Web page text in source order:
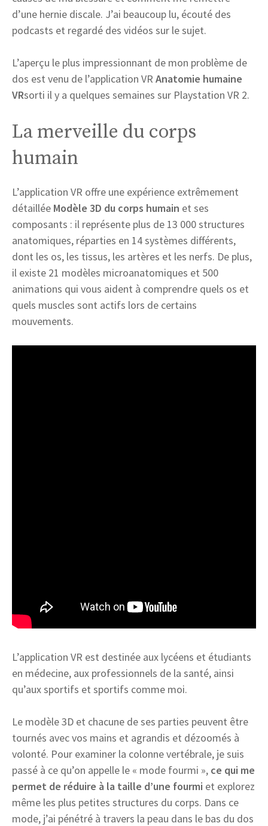
d’une hernie discale. J’ai beaucoup lu, écouté des
podcasts et regardé des vidéos sur le sujet.
L’aperçu le plus impressionnant de mon problème de
dos est venu de l’application VR Anatomie humaine
VRsorti il ​​y a quelques semaines sur Playstation VR 2.
La merveille du corps
humain
L’application VR offre une expérience extrêmement
détaillée Modèle 3D du corps humain et ses
composants : il représente plus de 13 000 structures
anatomiques, réparties en 14 systèmes différents,
dont les os, les tissus, les artères et les nerfs. De plus,
il existe 21 modèles microanatomiques et 500
animations qui vous aident à comprendre quels os et
quels muscles sont actifs lors de certains
mouvements.
L’application VR est destinée aux lycéens et étudiants
en médecine, aux professionnels de la santé, ainsi
qu’aux sportifs et sportifs comme moi.
Le modèle 3D et chacune de ses parties peuvent être
tournés avec vos mains et agrandis et dézoomés à
volonté. Pour examiner la colonne vertébrale, je suis
passé à ce qu’on appelle le « mode fourmi », ce qui me
permet de réduire à la taille d’une fourmi et explorez
même les plus petites structures du corps. Dans ce
mode, j’ai pénétré à travers la peau dans le bas du dos